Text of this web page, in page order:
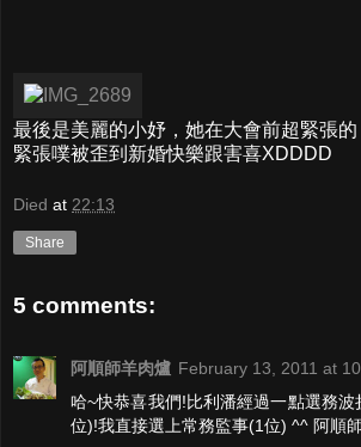
最後是美麗的小妤，她在大會前超緊張
緊張噗被歪到新婚快樂跟害喜XDDDD
Died at 22:13
Share
5 comments:
阿順師羊肉爐 February 13, 2011 at
哈~快恭喜我們!比利潘經過一點選務波
位)!我直接選上常務監事(1位) ^^ 阿順